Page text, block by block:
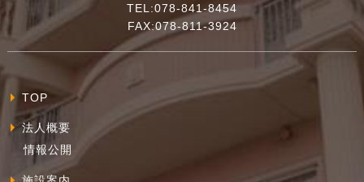
TEL:078-841-8454
FAX:078-811-3924
TOP
法人概要
情報公開